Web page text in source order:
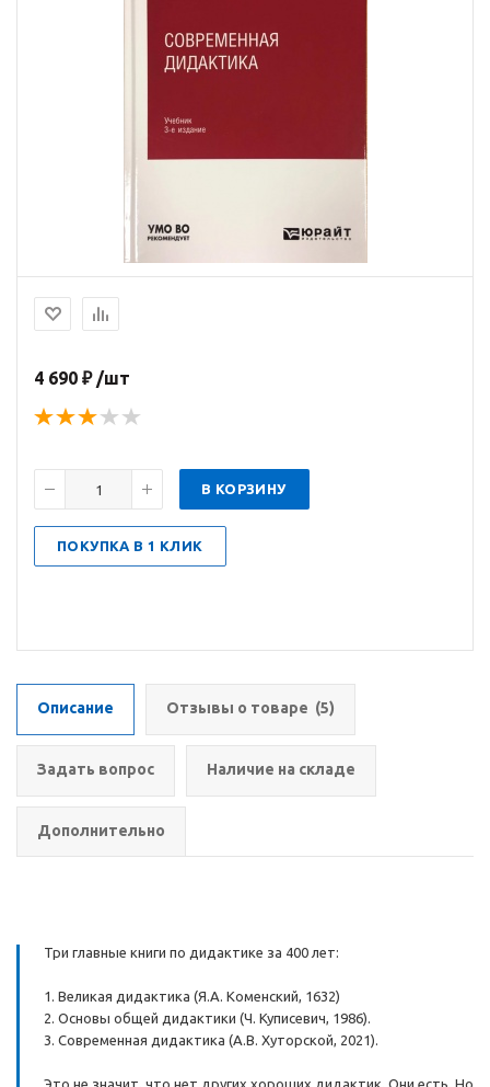
4 690 ₽ /шт
В КОРЗИНУ
ПОКУПКА В 1 КЛИК
Описание Отзывы о товаре (5)
Задать вопрос Наличие на складе
Дополнительно
Три главные книги по дидактике за 400 лет:
1. Великая дидактика (Я.А. Коменский, 1632)
2. Основы общей дидактики (Ч. Куписевич, 1986).
3. Современная дидактика (А.В. Хуторской, 2021).
Это не значит, что нет других хороших дидактик. Они есть. Но